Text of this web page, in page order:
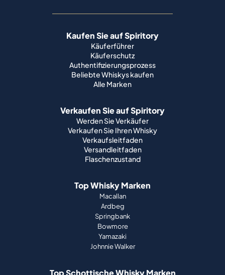
Kaufen Sie auf Spiritory
Käuferführer
Käuferschutz
Authentifizierungsprozess
Beliebte Whiskys kaufen
Alle Marken
Verkaufen Sie auf Spiritory
Werden Sie Verkäufer
Verkaufen Sie Ihren Whisky
Verkaufsleitfaden
Versandleitfaden
Flaschenzustand
Top Whisky Marken
Macallan
Ardbeg
Springbank
Bowmore
Yamazaki
Johnnie Walker
Top Schottische Whisky Marken